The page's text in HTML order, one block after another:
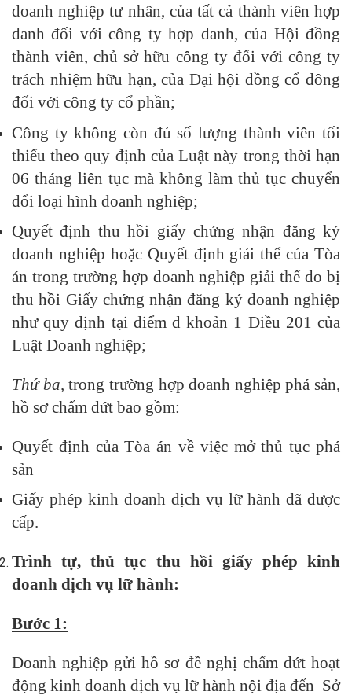
doanh nghiệp tư nhân, của tất cả thành viên hợp
danh đối với công ty hợp danh, của Hội đồng
thành viên, chủ sở hữu công ty đối với công ty
trách nhiệm hữu hạn, của Đại hội đồng cổ đông
đối với công ty cổ phần;
Công ty không còn đủ số lượng thành viên tối
thiểu theo quy định của Luật này trong thời hạn
06 tháng liên tục mà không làm thủ tục chuyển
đổi loại hình doanh nghiệp;
Quyết định thu hồi giấy chứng nhận đăng ký
doanh nghiệp hoặc Quyết định giải thể của Tòa
án trong trường hợp doanh nghiệp giải thể do bị
thu hồi Giấy chứng nhận đăng ký doanh nghiệp
như quy định tại điểm d khoản 1 Điều 201 của
Luật Doanh nghiệp;
Thứ ba, trong trường hợp doanh nghiệp phá sản,
hồ sơ chấm dứt bao gồm:
Quyết định của Tòa án về việc mở thủ tục phá
sản
Giấy phép kinh doanh dịch vụ lữ hành đã được
cấp.
Trình tự, thủ tục thu hồi giấy phép kinh
doanh dịch vụ lữ hành:
Bước 1:
Doanh nghiệp gửi hồ sơ đề nghị chấm dứt hoạt
động kinh doanh dịch vụ lữ hành nội địa đến Sở